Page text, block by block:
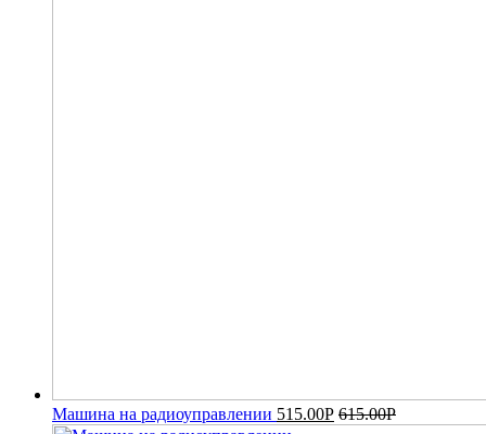
Машина на радиоуправлении 515.00Р 615.00Р